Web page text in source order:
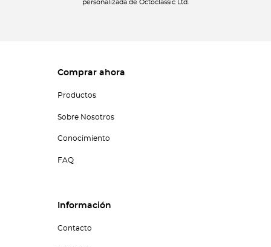
personalizada de Octoclassic Ltd.
Comprar ahora
Productos
Sobre Nosotros
Conocimiento
FAQ
Información
Contacto